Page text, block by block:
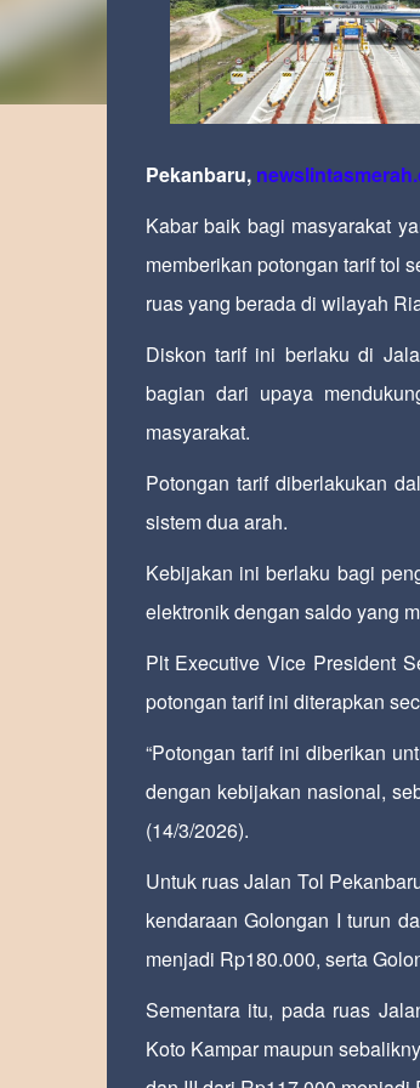
Pekanbaru,
Kabar baik bagi masyarakat
memberikan potongan tarif tol
ruas yang berada di wilayah
Diskon tarif ini berlaku di
bagian dari upaya
masyarakat.
Potongan tarif diberlakukan
sistem dua arah.
Kebijakan ini berlaku bagi
elektronik dengan saldo yang
Plt Executive Vice President
potongan tarif ini diterapkan
“Potongan tarif ini diberikan
dengan kebijakan nasional,
(14/3/2026).
Untuk ruas Jalan Tol
kendaraan Golongan I turun
menjadi Rp180.000, serta
Sementara itu, pada ruas
Koto Kampar maupun